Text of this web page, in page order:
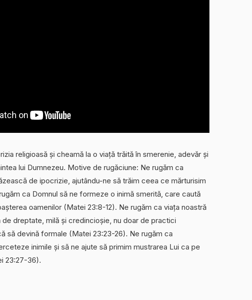
religioasă și cheamă la o viață trăită în smerenie, adevăr și
lui Dumnezeu. Motive de rugăciune: Ne rugăm ca
de ipocrizie, ajutându-ne să trăim ceea ce mărturisim
ca Domnul să ne formeze o inimă smerită, care caută
oamenilor (Matei 23:8-12). Ne rugăm ca viața noastră
dreptate, milă și credincioșie, nu doar de practici
să devină formale (Matei 23:23-26). Ne rugăm ca
inimile și să ne ajute să primim mustrarea Lui ca pe
23:27-36).